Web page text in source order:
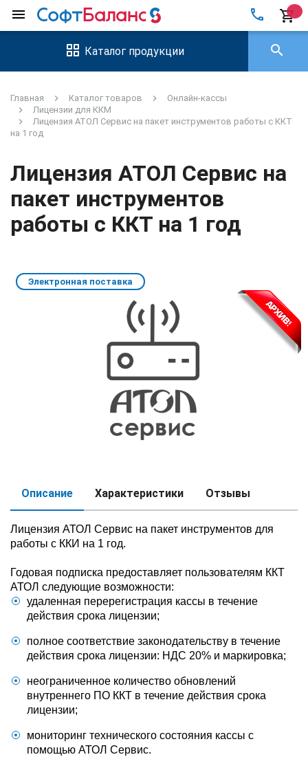
menu local_phone shopping_cart
Каталог продукции search
Главная Каталог товаров
Онлайн-кассы
Лицензии для ККМ
Лицензия АТОЛ Сервис на пакет инструментов работы с ККТ
на 1 год
Электронная поставка
Лицензия АТОЛ Сервис на
пакет инструментов
работы с ККТ на 1 год
Описание Характеристики Отзывы
Лицензия АТОЛ Сервис на пакет инструментов для
работы с ККИ на 1 год.
Годовая подписка предоставляет пользователям ККТ
АТОЛ следующие возможности:
удаленная перерегистрация кассы в течение
действия срока лицензии;
полное соответствие законодательству в течение
действия срока лицензии: НДС 20% и маркировка;
неограниченное количество обновлений
внутреннего ПО ККТ в течение действия срока
лицензии;
мониторинг технического состояния кассы с
помощью АТОЛ Сервис.